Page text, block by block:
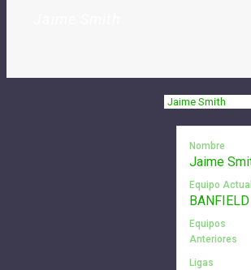
Nombre
Jaime
Equipo Actual
BANFIELD
Equipos
Anteriores
Ligas